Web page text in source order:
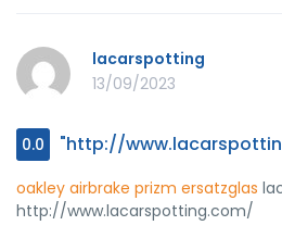
lacarspotting
13/09/2023
0.0 "http://
oakley airbrake prizm ersatzglas
http://www.lacarspotting.com/